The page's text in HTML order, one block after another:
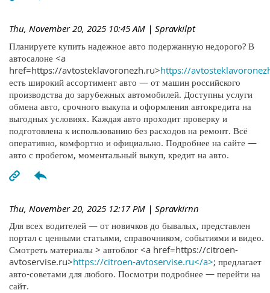
Thu, November 20, 2025 10:45 AM | Spravkilpt
Планируете купить надежное авто подержанную недорого? В
автосалоне <a
href=https://avtosteklavoronezh.ru>https://
есть широкий ассортимент авто — от машин российского
производства до зарубежных автомобилей. Доступны услуги
обмена авто, срочного выкупа и оформления автокредита на
выгодных условиях. Каждая авто проходит проверку и
подготовлена к использованию без расходов на ремонт. Всё
оперативно, комфортно и официально. Подробнее на сайте —
авто с пробегом, моментальный выкуп, кредит на авто.
Thu, November 20, 2025 12:17 PM | Spravkirnn
Для всех водителей — от новичков до бывалых, представлен
портал с ценными статьями, справочником, событиями и видео.
Смотреть материалы > автоблог <a href=https://citroen-
avtoservise.ru>https://citroen-avtoservise.ru</a>; предлагает
авто-советами для любого. Посмотри подробнее — перейти на
сайт.